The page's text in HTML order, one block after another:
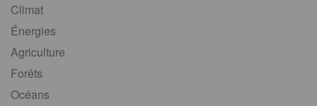
Climat
Énergies
Agriculture
Forêts
Océans